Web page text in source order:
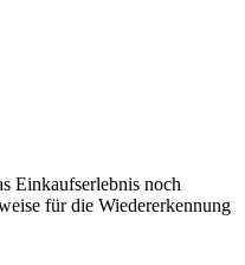
Einkaufserlebnis noch
für die Wiedererkennung